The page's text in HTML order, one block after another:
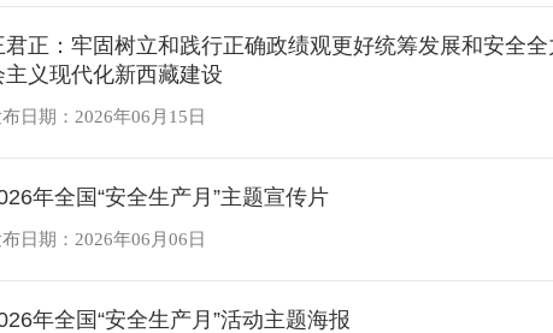
君正：牢固树立和践行正确政绩观更好统筹发展和安全
主义现代化新西藏建设
日期：2026年06月15日
年全国“安全生产月”主题宣传片
日期：2026年06月06日
年全国“安全生产月”活动主题海报